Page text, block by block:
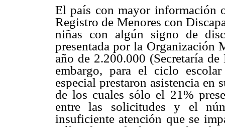
El país con mayor información
Registro de Menores con
niñas con algún signo de
presentada por la Organización
año de 2.200.000 (Secretaría
embargo, para el ciclo
especial prestaron asistencia en
de los cuales sólo el 21%
entre las solicitudes y el
insuficiente atención que se